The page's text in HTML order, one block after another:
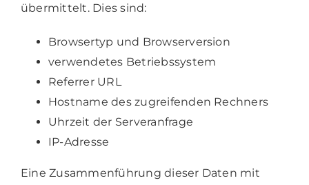
übermittelt. Dies sind:
Browsertyp und Browserversion
verwendetes Betriebssystem
Referrer URL
Hostname des zugreifenden Rechners
Uhrzeit der Serveranfrage
IP-Adresse
Eine Zusammenführung dieser Daten mit